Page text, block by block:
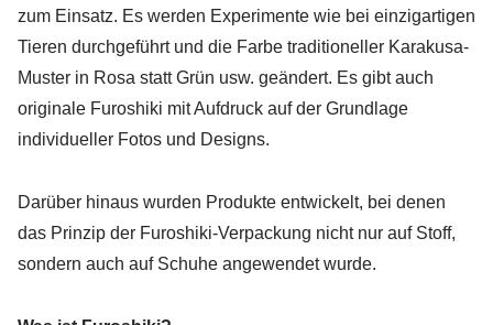
zum Einsatz. Es werden Experimente wie bei einzigartigen
Tieren durchgeführt und die Farbe traditioneller Karakusa-
Muster in Rosa statt Grün usw. geändert. Es gibt auch
originale Furoshiki mit Aufdruck auf der Grundlage
individueller Fotos und Designs.
Darüber hinaus wurden Produkte entwickelt, bei denen
das Prinzip der Furoshiki-Verpackung nicht nur auf Stoff,
sondern auch auf Schuhe angewendet wurde.